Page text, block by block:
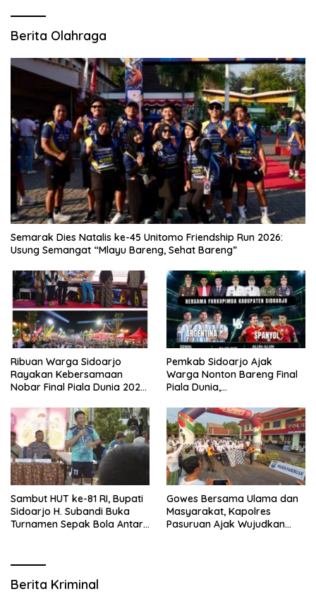
Berita Olahraga
Semarak Dies Natalis ke-45 Unitomo Friendship Run 2026:
Usung Semangat “Mlayu Bareng, Sehat Bareng”
Ribuan Warga Sidoarjo
Rayakan Kebersamaan
Nobar Final Piala Dunia 2026
Forkopimda
Pemkab Sidoarjo Ajak
Warga Nonton Bareng Final
Piala Dunia,
Sambut HUT ke-81 RI, Bupati
Sidoarjo H. Subandi Buka
Turnamen Sepak Bola Antar
Gowes Bersama Ulama dan
Masyarakat, Kapolres
Pasuruan Ajak Wujudkan
Berita Kriminal